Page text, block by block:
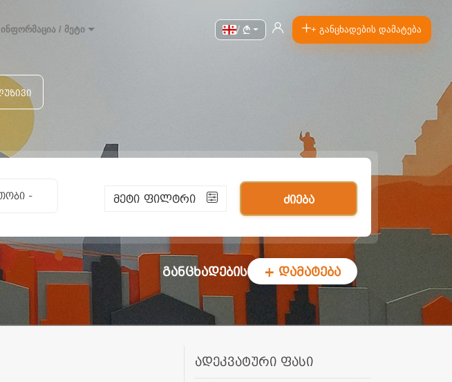
ინფორმაცია / მეტი / + განცხადების დამატება
- მეტი ფილტრი ძიება
განცხადების + დამატება
ადეკვატური ფასი